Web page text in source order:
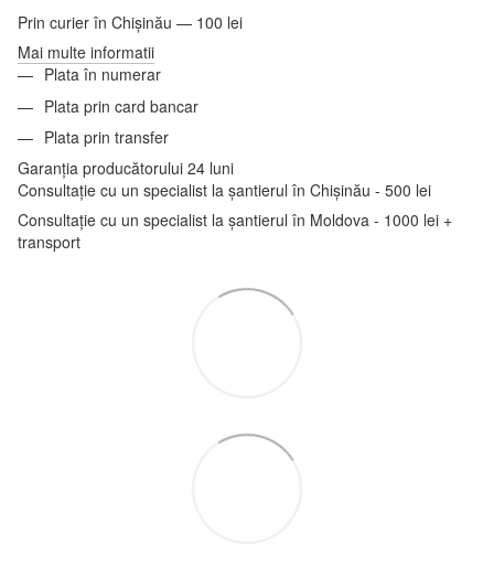
Prin curier în Chișinău — 100 lei
Mai multe informatii
Plata în numerar
Plata prin card bancar
Plata prin transfer
Garanția producătorului 24 luni
Consultație cu un specialist la șantierul în Chișinău - 500 lei
Consultație cu un specialist la șantierul în Moldova - 1000 lei +
transport